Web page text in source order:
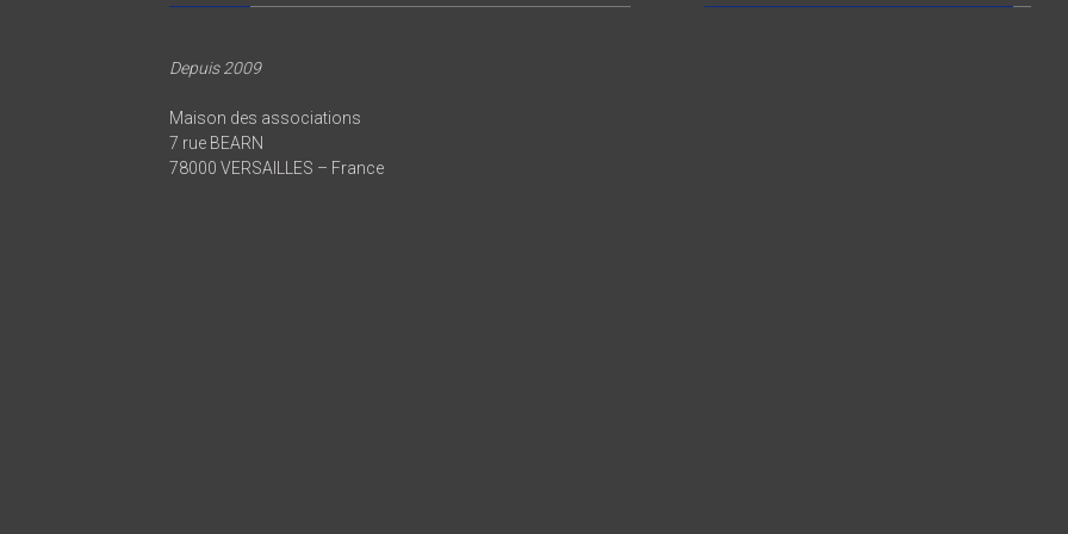
Depuis 2009
Maison des associations
7 rue BEARN
78000 VERSAILLES – France